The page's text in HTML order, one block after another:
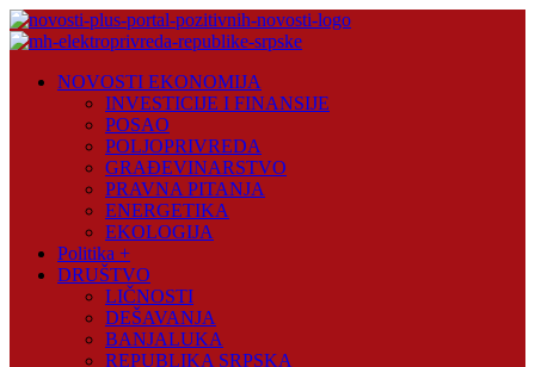
Skip
to
Plus
NOVOSTI EKONOMIJA
INVESTICIJE I FINANSIJE
POSAO
POLJOPRIVREDA
GRAĐEVINARSTVO
PRAVNA PITANJA
ENERGETIKA
EKOLOGIJA
Politika +
DRUŠTVO
LIČNOSTI
DEŠAVANJA
BANJALUKA
REPUBLIKA SRPSKA